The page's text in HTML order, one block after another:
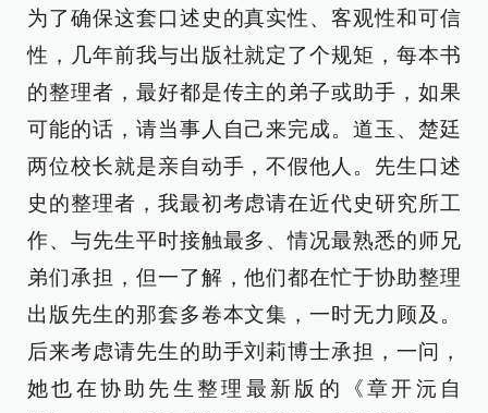
为了确保这套口述史的真实性、客观性和可信
性，几年前我与出版社就定了个规矩，每本书
的整理者，最好都是传主的弟子或助手，如果
可能的话，请当事人自己来完成。道玉、楚廷
两位校长就是亲自动手，不假他人。先生口述
史的整理者，我最初考虑请在近代史研究所工
作、与先生平时接触最多、情况最熟悉的师兄
弟们承担，但一了解，他们都在忙于协助整理
出版先生的那套多卷本文集，一时无力顾及。
后来考虑请先生的助手刘莉博士承担，一问，
她也在协助先生整理最新版的《章开沅自